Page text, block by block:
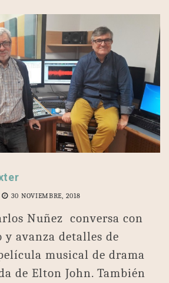
30 NOVIEMBRE, 2018
Nuñez conversa con
avanza detalles de
musical de drama
de Elton John. También